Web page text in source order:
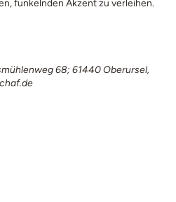
funkelnden Akzent zu verleihen.
68; 61440 Oberursel,